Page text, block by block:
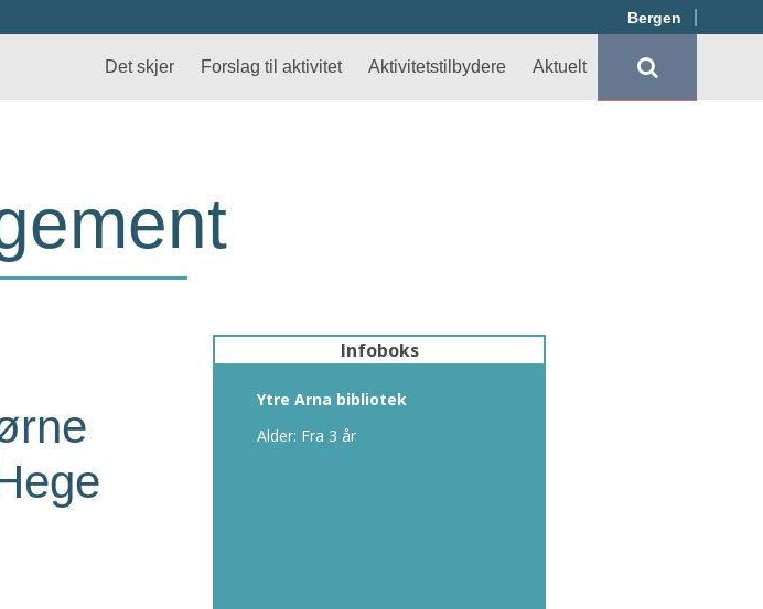
Bergen
Det skjer Forslag til aktivitet Aktivitetstilbydere Aktuelt
Infoboks
Ytre Arna bibliotek
Alder: Fra 3 år